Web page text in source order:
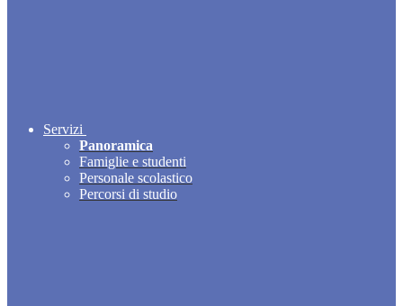
Servizi
Panoramica
Famiglie e studenti
Personale scolastico
Percorsi di studio